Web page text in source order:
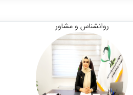
روانشناس و مشاور